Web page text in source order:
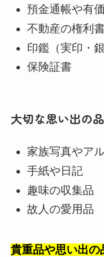
預金通帳や有
不動産の権利
印鑑（実印・銀
保険証書
大切な思い出の品
家族写真やア
手紙や日記
趣味の収集品
故人の愛用品
貴重品や思い出の